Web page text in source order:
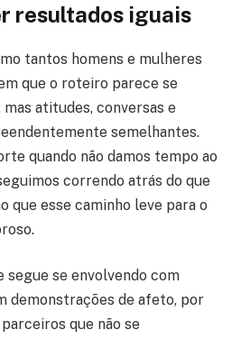
resultados iguais
tantos homens e mulheres
que o roteiro parece se
atitudes, conversas e
semelhantes.
quando não damos tempo ao
correndo atrás do que
que esse caminho leve para o
segue se envolvendo com
demonstrações de afeto, por
que não se